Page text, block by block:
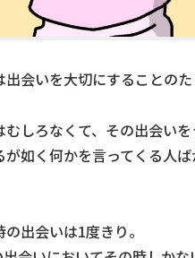
会いを大切にすることのた
むしろなくて、その出会い
如く何かを言ってくる人
出会いは1度きり。